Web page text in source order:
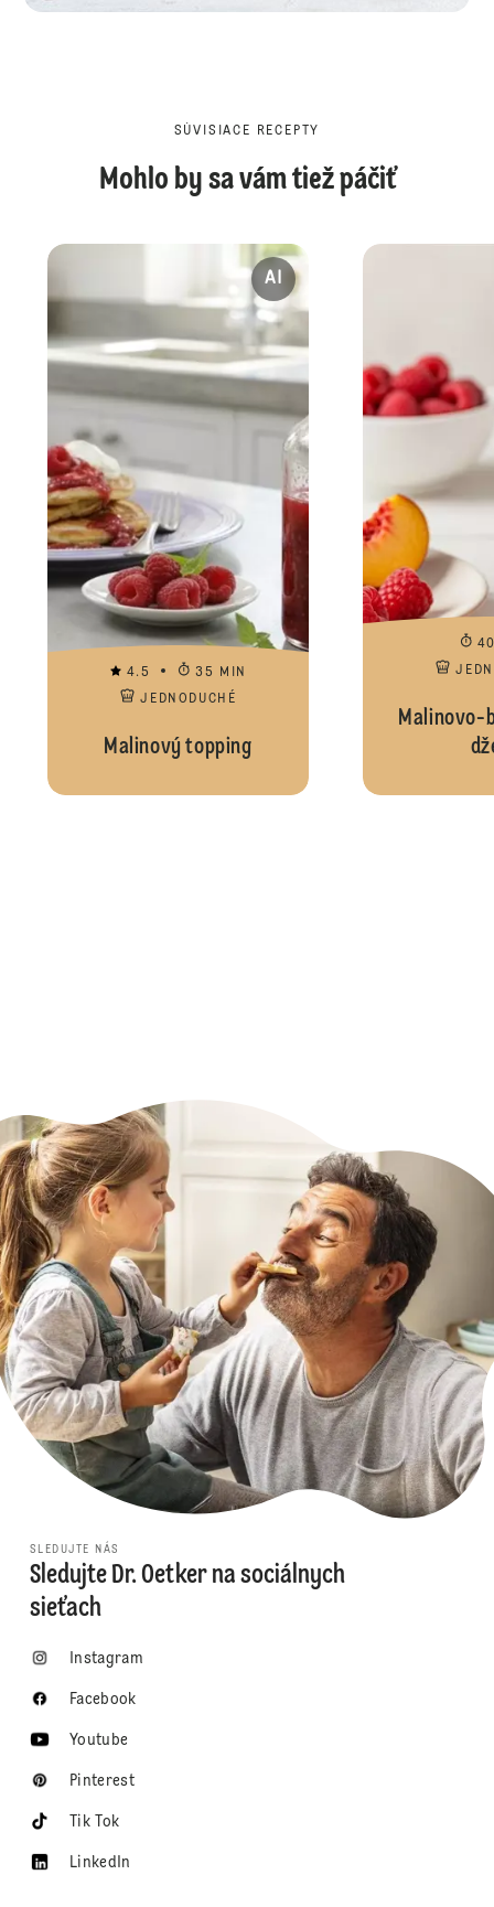
SÚVISIACE RECEPTY
Mohlo by sa vám tiež páčiť
AI
4.5
35 MIN
JEDNODUCHÉ
Malinový topping
Malinovo-
SLEDUJTE NÁS
Sledujte Dr. Oetker na sociálnych
sieťach
Instagram
Facebook
Youtube
Pinterest
Tik Tok
LinkedIn